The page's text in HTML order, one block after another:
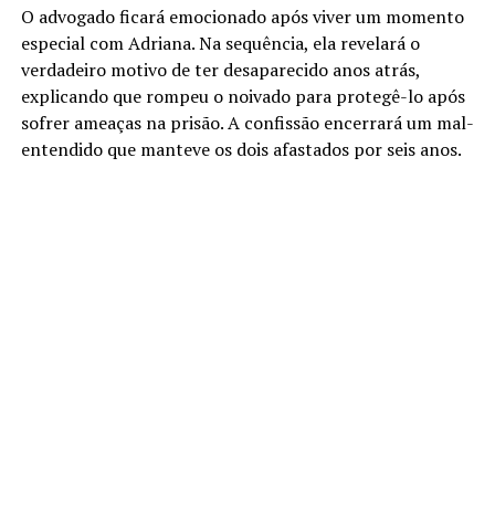
O advogado ficará emocionado após viver um momento
especial com Adriana. Na sequência, ela revelará o
verdadeiro motivo de ter desaparecido anos atrás,
explicando que rompeu o noivado para protegê-lo após
sofrer ameaças na prisão. A confissão encerrará um mal-
entendido que manteve os dois afastados por seis anos.